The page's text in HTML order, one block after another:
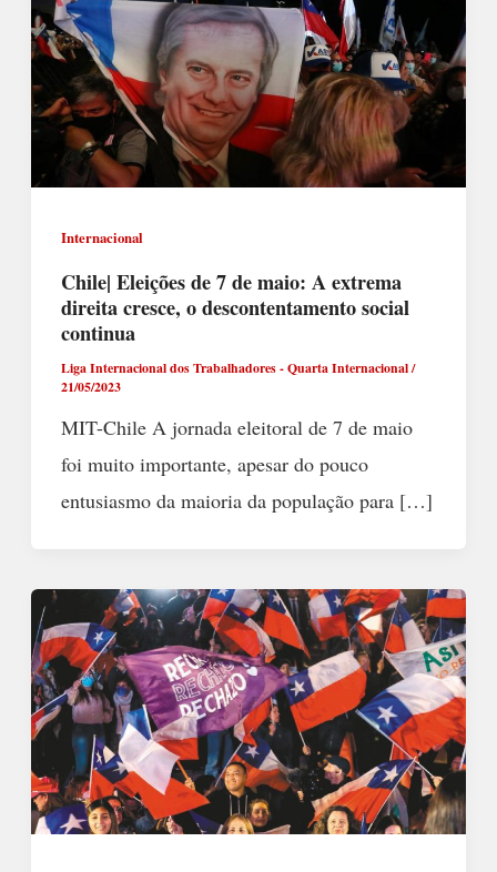
Internacional
Chile| Eleições de 7 de maio: A extrema
direita cresce, o descontentamento social
continua
Liga Internacional dos Trabalhadores - Quarta Internacional/
21/05/2023
MIT-Chile A jornada eleitoral de 7 de maio
foi muito importante, apesar do pouco
entusiasmo da maioria da população para […]